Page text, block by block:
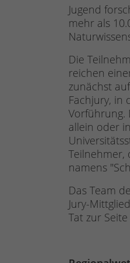
Jugend
mehr als
Die
reichen
zunächst
Fachjury, in
Vorführung.
allein oder
Teilnehmer,
namens
Das Team
Jury-
Tat zur